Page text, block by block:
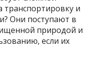
транспортировку и
Они поступают в
природой и
если их